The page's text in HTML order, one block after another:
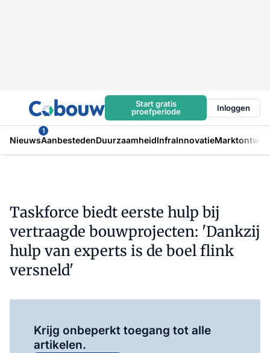
Start gratis
proefperiode
Inloggen
Nieuws
1
AanbestedenDuurzaamheidInfraInnovatie
Taskforce biedt eerste hulp bij
vertraagde bouwprojecten: 'Dankzij
hulp van experts is de boel flink
versneld'
Krijg onbeperkt toegang tot alle
artikelen.